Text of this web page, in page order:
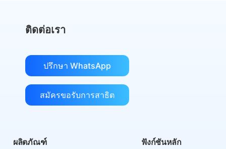
ติดต่อเรา
ปรึกษา WhatsApp
สมัครขอรับการสาธิต
ผลิตภัณฑ์ ฟังก์ชันหลัก